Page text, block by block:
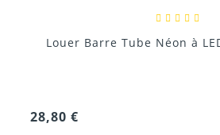
Louer Barre Tube Néon à
28,80 €